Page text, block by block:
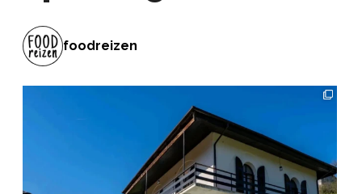
foodreizen